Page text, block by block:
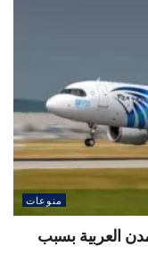
منوعات
العربية بسبب